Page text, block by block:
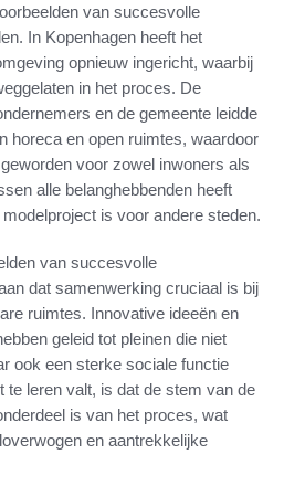
van succesvolle
In Kopenhagen heeft het
opnieuw ingericht, waarbij
in het proces. De
en de gemeente leidde
horeca en open ruimtes, waardoor
voor zowel inwoners als
alle belanghebbenden heeft
is voor andere steden.
van succesvolle
dat samenwerking cruciaal is bij
ruimtes. Innovative ideeën en
geleid tot pleinen die niet
ook een sterke sociale functie
te leren valt, is dat de stem van de
is van het proces, wat
en aantrekkelijke